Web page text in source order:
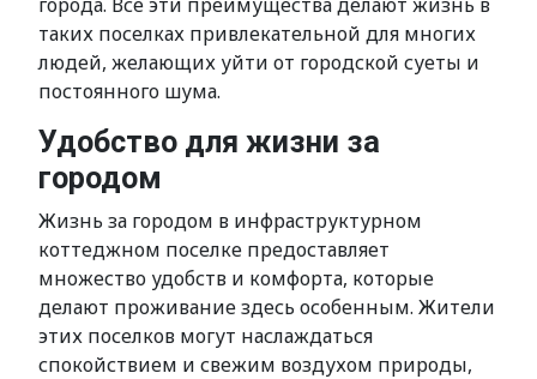
таких поселках привлекательной для многих
людей, желающих уйти от городской суеты и
постоянного шума.
Удобство для жизни за
городом
Жизнь за городом в инфраструктурном
коттеджном поселке предоставляет
множество удобств и комфорта, которые
делают проживание здесь особенным. Жители
этих поселков могут наслаждаться
спокойствием и свежим воздухом природы,